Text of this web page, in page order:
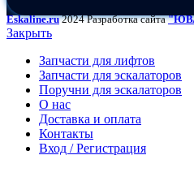
Eskaline.ru 2024 Разработка сайта
Закрыть
Запчасти для лифтов
Запчасти для эскалаторов
Поручни для эскалаторов
О нас
Доставка и оплата
Контакты
Вход / Регистрация